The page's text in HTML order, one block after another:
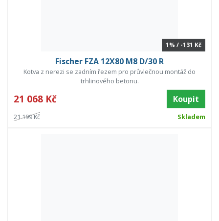
1% / -131 Kč
Fischer FZA 12X80 M8 D/30 R
Kotva z nerezi se zadním řezem pro průvlečnou montáž do
trhlinového betonu.
21 068 Kč Koupit
21 199 Kč Skladem